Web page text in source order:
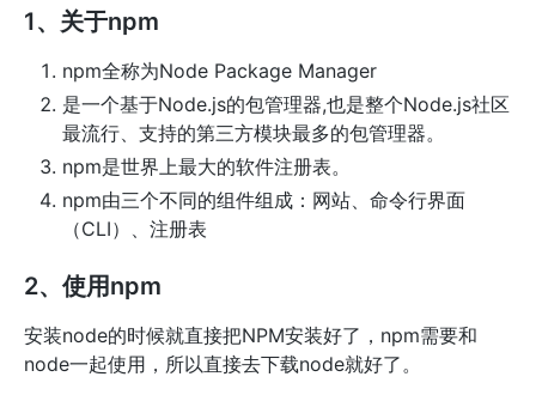
1、关于npm
npm全称为Node Package Manager
是一个基于Node.js的包管理器,也是整个Node.js社区
最流行、支持的第三方模块最多的包管理器。
npm是世界上最大的软件注册表。
npm由三个不同的组件组成：网站、命令行界面
（CLI）、注册表
2、使用npm
安装node的时候就直接把NPM安装好了，npm需要和
node一起使用，所以直接去下载node就好了。